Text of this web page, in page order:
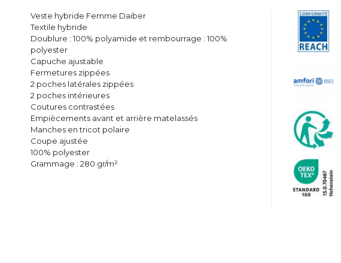
Veste hybride Femme Daiber
Textile hybride
Doublure : 100% polyamide et rembourrage : 100%
polyester
Capuche ajustable
Fermetures zippées
2 poches latérales zippées
2 poches intérieures
Coutures contrastées
Empiècements avant et arrière matelassés
Manches en tricot polaire
Coupe ajustée
100% polyester
Grammage : 280 gr/m²